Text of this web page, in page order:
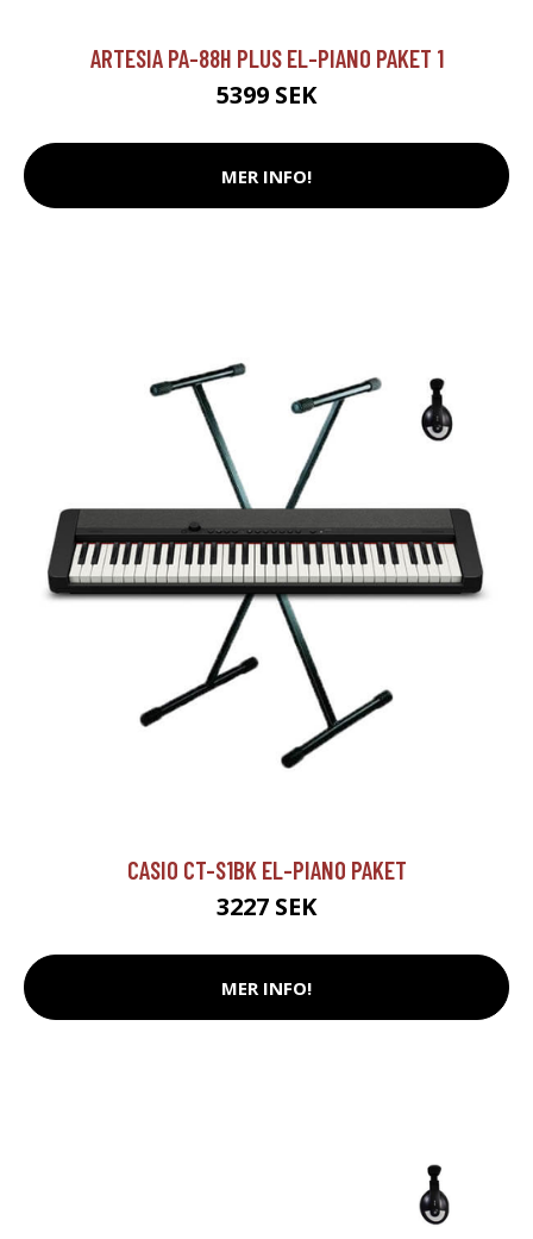
ARTESIA PA-88H PLUS EL-PIANO PAKET 1
5399 SEK
MER INFO!
CASIO CT-S1BK EL-PIANO PAKET
3227 SEK
MER INFO!